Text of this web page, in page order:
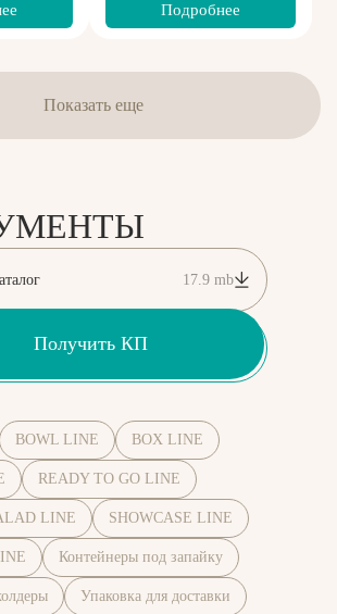
Подробнее
Показать еще
17.9 mb
Получить КП
BOWL LINE BOX LINE
READY TO GO LINE
LINE SHOWCASE LINE
Контейнеры под запайку
Упаковка для доставки